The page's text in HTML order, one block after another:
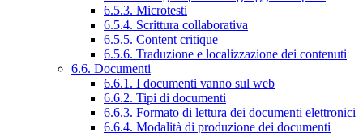
6.5.3. Microtesti
6.5.4. Scrittura collaborativa
6.5.5. Content critique
6.5.6. Traduzione e localizzazione dei contenuti
6.6. Documenti
6.6.1. I documenti vanno sul web
6.6.2. Tipi di documenti
6.6.3. Formato di lettura dei documenti elettronici
6.6.4. Modalità di produzione dei documenti